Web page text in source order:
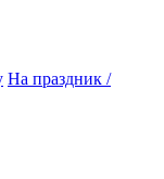
На праздник /